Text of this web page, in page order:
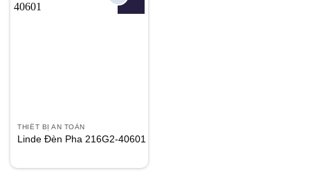
Add to
THIẾT BỊ AN TOÀN
Linde Đèn Pha 216G2-40601